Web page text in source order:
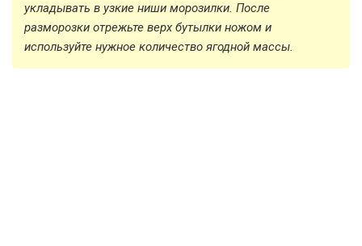
укладывать в узкие ниши морозилки. После
разморозки отрежьте верх бутылки ножом и
используйте нужное количество ягодной массы.